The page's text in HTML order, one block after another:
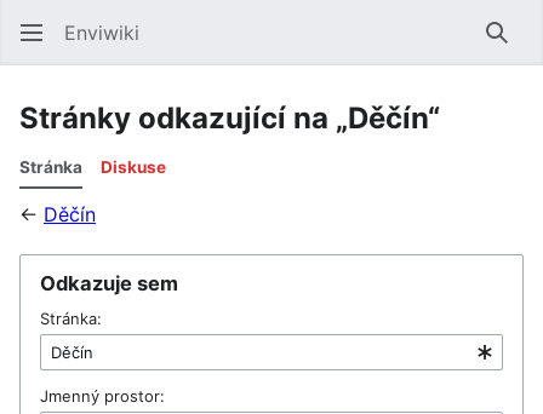
Enviwiki
Stránky odkazující na „Děčín“
Stránka Diskuse
← Děčín
Odkazuje sem
Stránka:
Jmenný prostor: